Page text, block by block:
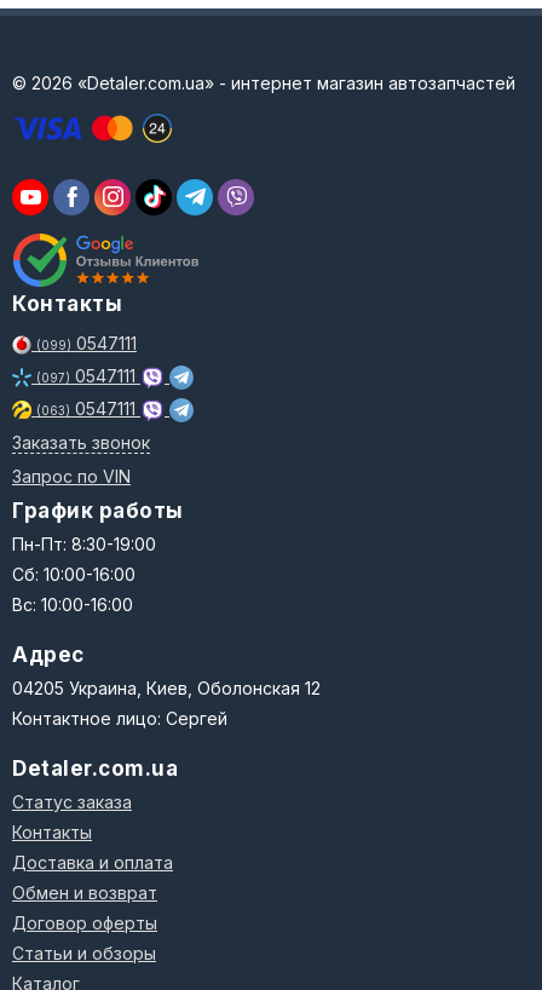
© 2026 «Detaler.com.ua» - интернет магазин автозапчастей
Контакты
(099) 0547111
(097) 0547111
(063) 0547111
Заказать звонок
Запрос по VIN
График работы
Пн-Пт: 8:30-19:00
Сб: 10:00-16:00
Вс: 10:00-16:00
Адрес
04205 Украина, Киев, Оболонская 12
Контактное лицо: Сергей
Detaler.com.ua
Статус заказа
Контакты
Доставка и оплата
Обмен и возврат
Договор оферты
Статьи и обзоры
Каталог